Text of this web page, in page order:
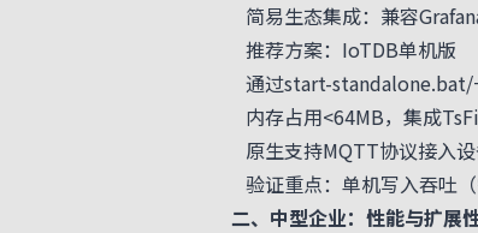
简易生态集成：兼容
推荐方案：IoTDB单机版
通过start-standalone.bat/
内存占用<64MB，集成
原生支持MQTT协议接入设
验证重点：单机写入吞吐（
二、中型企业：性能与扩展